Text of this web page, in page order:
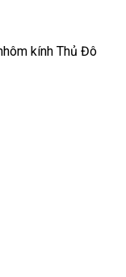
kính Thủ Đô